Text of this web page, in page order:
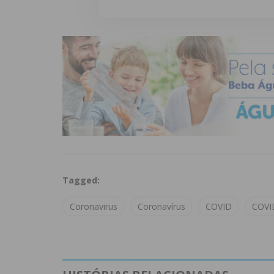
Tagged:
Coronavirus Coronavírus COVID